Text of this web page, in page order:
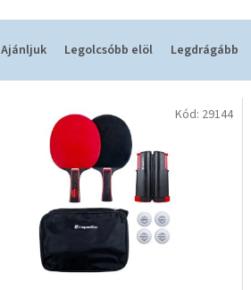
Ajánljuk Legolcsóbb elöl Legdrágább
Kód: 29144